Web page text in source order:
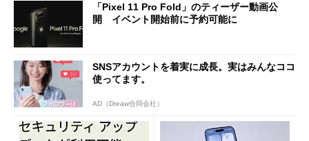
「Pixel 11 Pro Fold」のティーザー動画公
開 イベント開始前に予約可能に
SNSアカウントを着実に成長。実はみんなココ
使ってます。
AD（Dreaw合同会社）